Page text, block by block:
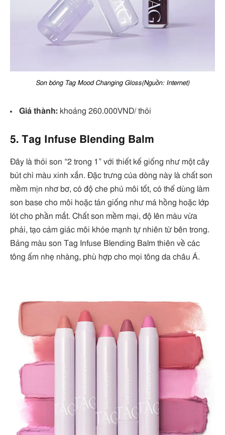
Son bóng Tag Mood Changing Gloss(Nguồn: Internet)
Giá thành: khoảng 260.000VND/ thỏi
5. Tag Infuse Blending Balm
Đây là thỏi son “2 trong 1” với thiết kế giống như một cây
bút chì màu xinh xắn. Đặc trưng của dòng này là chất son
mềm mịn nhơ bơ, có độ che phủ môi tốt, có thể dùng làm
son base cho môi hoặc tán giống như má hồng hoặc lớp
lót cho phần mắt. Chất son mềm mại, độ lên màu vừa
phải, tạo cảm giác môi khỏe mạnh tự nhiên từ bên trong.
Bảng màu son Tag Infuse Blending Balm thiên về các
tông ấm nhẹ nhàng, phù hợp cho mọi tông da châu Á.